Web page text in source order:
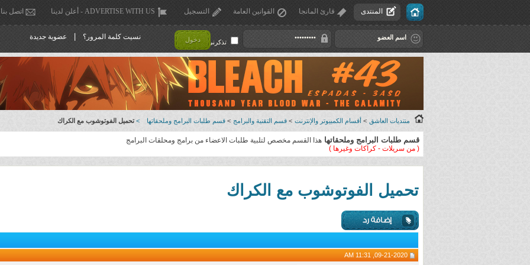
المنتدى قارئ المانجا القوانين العامة التسجيل ADVERTISE WITH US - أعلن لدينا اتصل بنا
تذكرني ! دخول نسيت كلمة المرور؟ عضوية جديدة
منتديات العاشق > أقسام الكمبيوتر والإنترنت > قسم التقنية والبرامج > قسم طلبات البرامج وملحقاتها > تحميل الفوتوشوب مع الكراك
قسم طلبات البرامج وملحقاتها هذا القسم مخصص لتلبية طلبات الاعضاء من برامج ومحلقات البرامج
( من سريلات - كراكات وغيرها )
تحميل الفوتوشوب مع الكراك